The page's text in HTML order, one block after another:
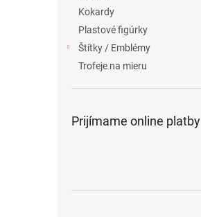
Kokardy
Plastové figúrky
Štítky / Emblémy
Trofeje na mieru
Prijímame online platby